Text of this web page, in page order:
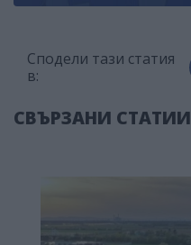
Сподели тази статия
в:
СВЪРЗАНИ СТАТИИ